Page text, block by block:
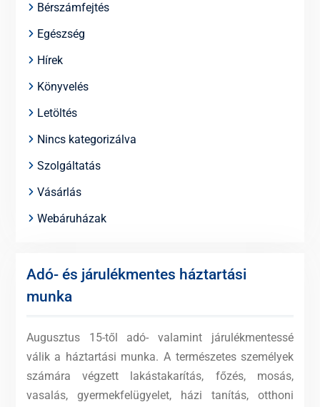
Bérszámfejtés
Egészség
Hírek
Könyvelés
Letöltés
Nincs kategorizálva
Szolgáltatás
Vásárlás
Webáruházak
Adó- és járulékmentes háztartási
munka
Augusztus 15-től adó- valamint járulékmentessé
válik a háztartási munka. A természetes személyek
számára végzett lakástakarítás, főzés, mosás,
vasalás, gyermekfelügyelet, házi tanítás, otthoni